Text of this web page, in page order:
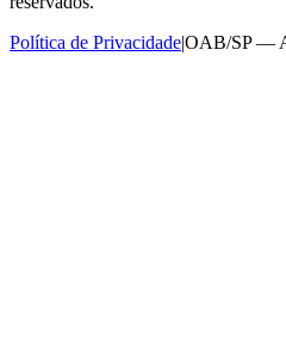
Política de Privacidade|OAB/SP —